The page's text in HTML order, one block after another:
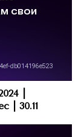
|
| 30.11